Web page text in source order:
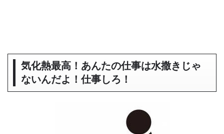
気化熱最高！あんたの仕事は水撒きじゃ
ないんだよ！仕事しろ！